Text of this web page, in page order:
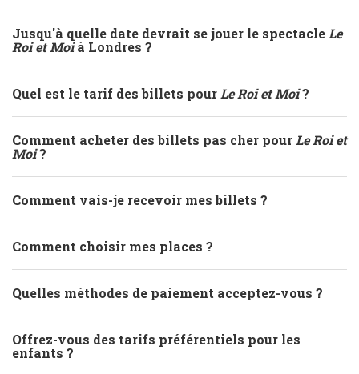
Jusqu'à quelle date devrait se jouer le spectacle Le
Roi et Moià Londres ?
Quel est le tarif des billets pour Le Roi et Moi?
Comment acheter des billets pas cher pour Le Roi et
Moi?
Comment vais-je recevoir mes billets ?
Comment choisir mes places ?
Quelles méthodes de paiement acceptez-vous ?
Offrez-vous des tarifs préférentiels pour les
enfants ?